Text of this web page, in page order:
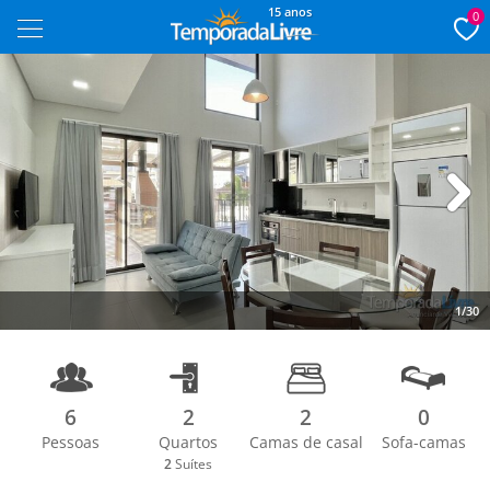
15 anos 0
1/30
6
Pessoas
2
Quartos
2 Suítes
2
Camas de casal
0
Sofa-camas